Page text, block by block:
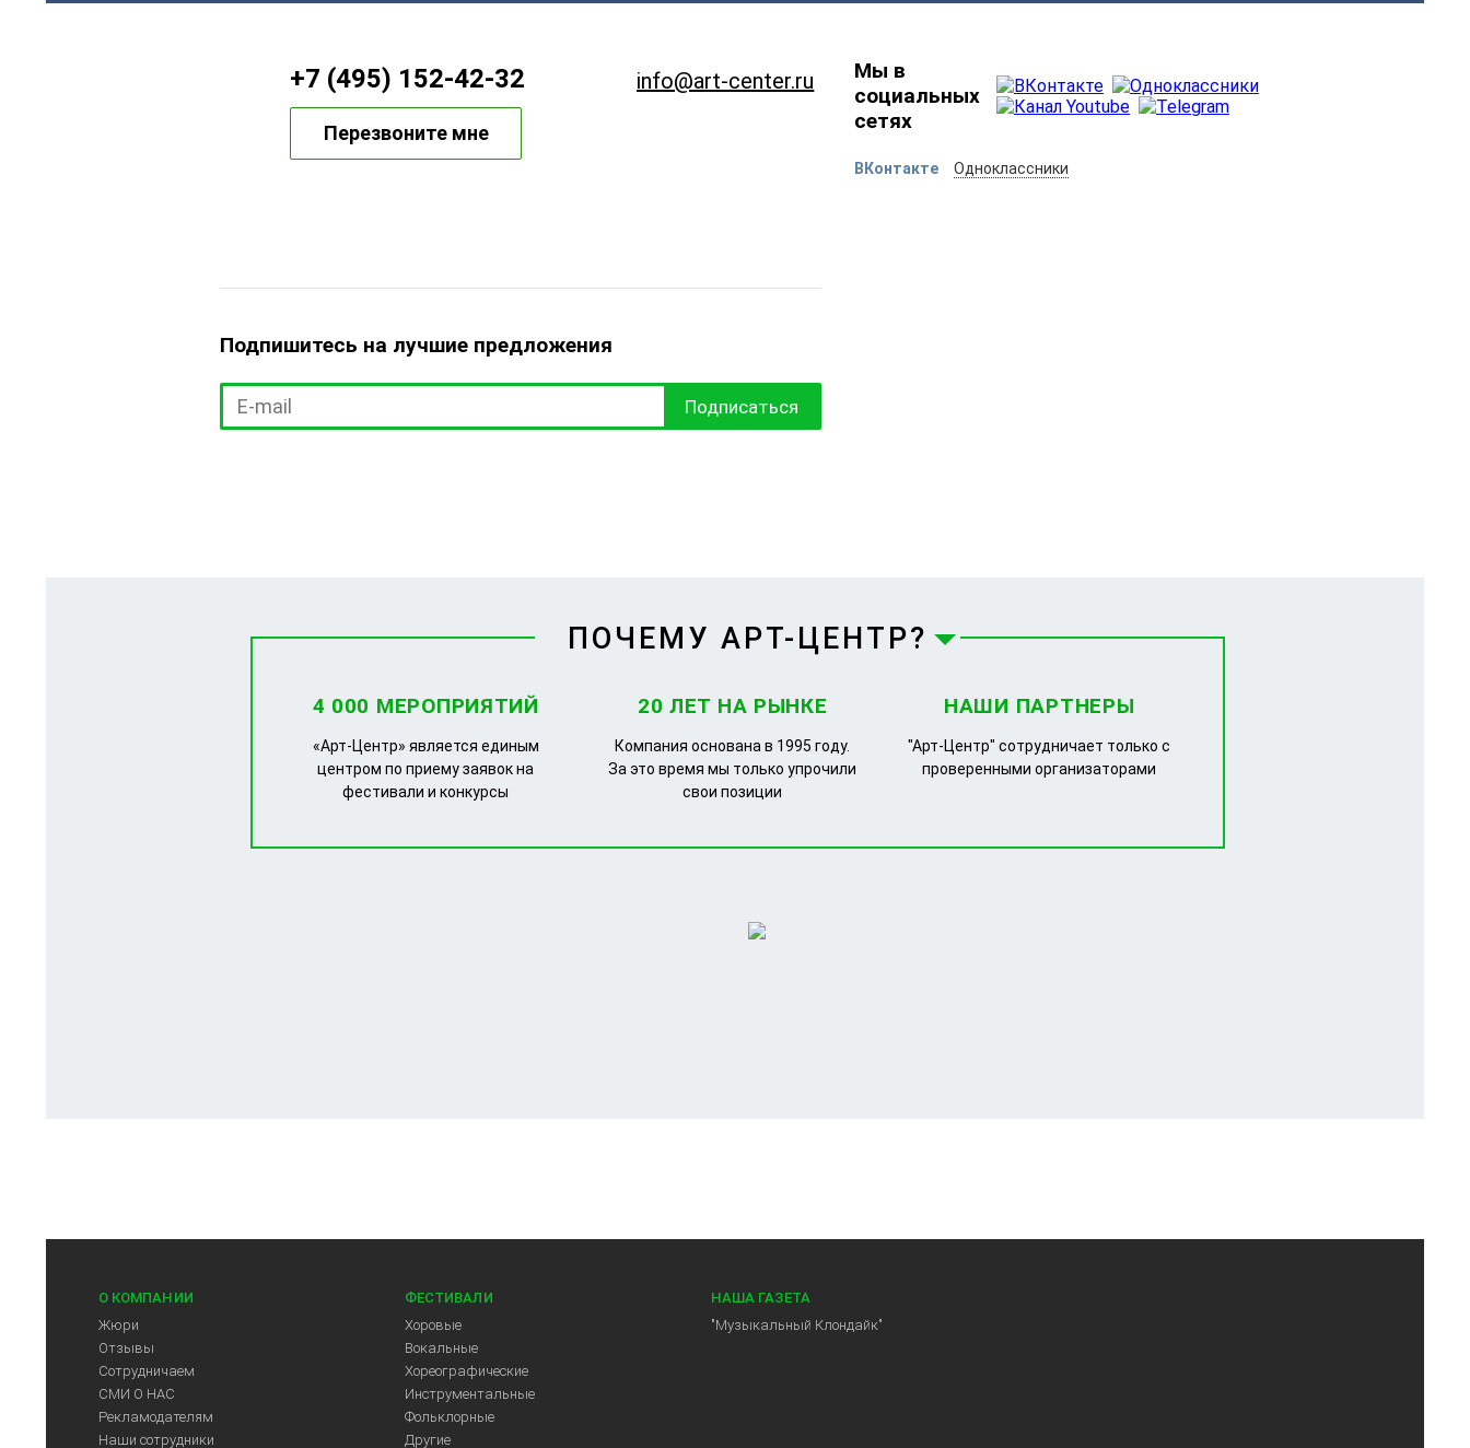
+7 (495) 152-42-32
Перезвоните мне
info@art-center.ru
Подпишитесь на лучшие предложения
Подписаться
Мы в
социальных
сетях
ВКонтакте Одноклассники
ПОЧЕМУ АРТ-ЦЕНТР?
4 000 МЕРОПРИЯТИЙ
«Арт-Центр» является единым
центром по приему заявок на
фестивали и конкурсы
20 ЛЕТ НА РЫНКЕ
Компания основана в 1995 году.
За это время мы только упрочили
свои позиции
НАШИ ПАРТНЕРЫ
"Арт-Центр" сотрудничает только с
проверенными организаторами
О КОМПАНИИ
Жюри
Отзывы
Сотрудничаем
СМИ О НАС
Рекламодателям
Наши сотрудники
ФЕСТИВАЛИ
Хоровые
Вокальные
Хореографические
Инструментальные
Фольклорные
Другие
НАША ГАЗЕТА
"Музыкальный Клондайк"